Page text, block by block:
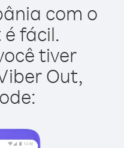
com o
fácil.
tiver
Out,